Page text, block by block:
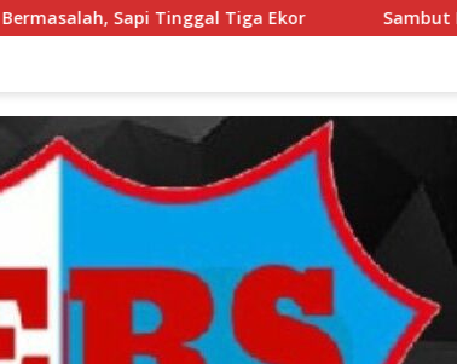
Sambut HJB ke-544, Pemerintah dan